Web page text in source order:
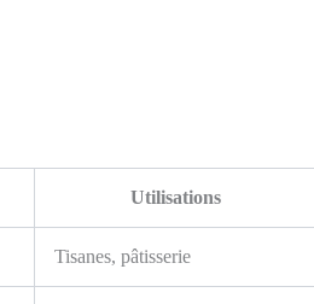
Utilisations
Tisanes, pâtisserie